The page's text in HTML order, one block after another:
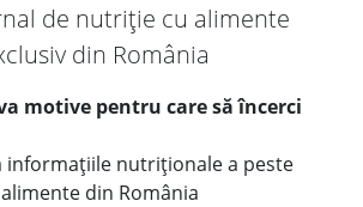
de nutriție cu alimente
din România
motive pentru care să încerci
informațiile nutriționale a peste
din România